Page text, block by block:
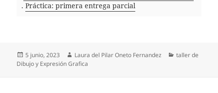
. Práctica: primera entrega parcial
Publicado
el
5 junio, 2023 Autor
Laura del Pilar Oneto Fernandez Categorías
taller de
Dibujo y Expresión Grafica